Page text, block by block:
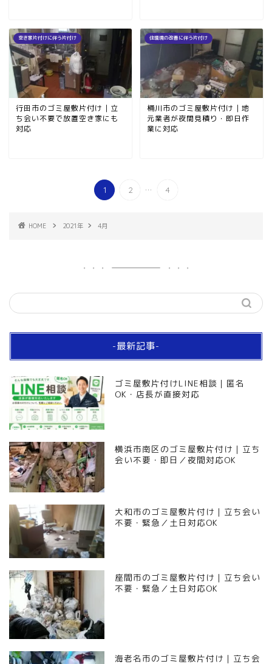
空き家片付けに伴う片付け
行田市のゴミ屋敷片付け｜立
ち会い不要で放置空き家にも
対応
住環境の改善に伴う片付け
桶川市のゴミ屋敷片付け｜地
元業者が夜間見積り・即日作
業に対応
1 2 ... 4
HOME 2021年 4月
-最新記事-
ゴミ屋敷片付けLINE相談｜匿名
OK・店長が直接対応
横浜市南区のゴミ屋敷片付け｜立ち
会い不要・即日／夜間対応OK
大和市のゴミ屋敷片付け｜立ち会い
不要・緊急／土日対応OK
座間市のゴミ屋敷片付け｜立ち会い
不要・緊急／土日対応OK
海老名市のゴミ屋敷片付け｜立ち会